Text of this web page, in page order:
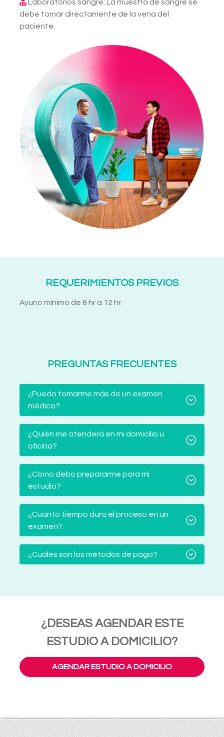
Laboratorios sangre: La muestra de sangre se
debe tomar directamente de la vena del
paciente.
REQUERIMIENTOS PREVIOS
Ayuno mínimo de 8 hr a 12 hr.
PREGUNTAS FRECUENTES
¿Puedo tomarme más de un examen
médico?
¿Quién me atenderá en mi domicilio u
oficina?
¿Cómo debo prepararme para mi
estudio?
¿Cuánto tiempo dura el proceso en un
examen?
¿Cuáles son los métodos de pago?
¿DESEAS AGENDAR ESTE
ESTUDIO A DOMICILIO?
AGENDAR ESTUDIO A DOMICILIO